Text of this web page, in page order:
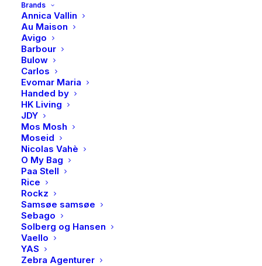
Brands
Annica Vallin
Au Maison
Avigo
Barbour
Bulow
Carlos
Evomar Maria
Handed by
HK Living
JDY
Mos Mosh
Moseid
Nicolas Vahè
O My Bag
Paa Stell
Rice
Rockz
Samsøe samsøe
Sebago
Solberg og Hansen
Vaello
YAS
Zebra Agenturer
og 2,8 mm i bredde. Det finnes tilhørende kjede til.
Utsolgt
Produktnummer
Kategorier
Brand
BESKRIVELSE
Klassisk figaro armbånd i forgylt sølv, i 19 cm lengde
og 2,8 mm i bredde. Det finnes tilhørende kjede til.